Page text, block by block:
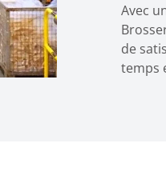
Avec
de
temps